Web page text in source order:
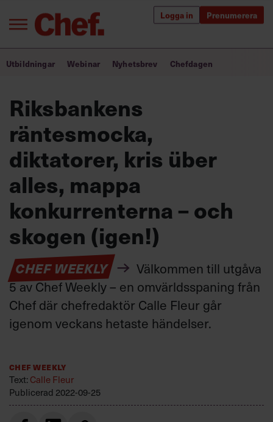
Logga in Prenumerera
Om oss
Kontakta oss
Kundservice
Villkor och policy för
personuppgiftsbehandling
Bra ledare förändrar världen
Utbildning för ledare
Chefakademin+
Populära utbildningar
Utbildningar Webinar Nyhetsbrev Chefdagen
Riksbankens
räntesmocka,
diktatorer, kris über
alles, mappa
konkurrenterna – och
skogen (igen!)
CHEF WEEKLY
Välkommen till utgåva
5 av Chef Weekly – en omvärldsspaning från
Chef där chefredaktör Calle Fleur går
igenom veckans hetaste händelser.
Chef Weekly
Text:Calle Fleur
Publicerad 2022-09-25